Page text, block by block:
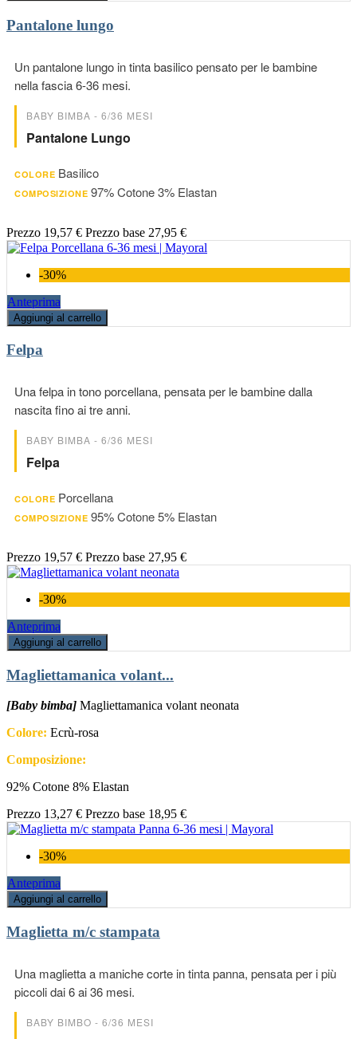
Pantalone lungo
Un pantalone lungo in tinta basilico pensato per le bambine
nella fascia 6-36 mesi.
BABY BIMBA - 6/36 MESI
Pantalone Lungo
COLORE Basilico
COMPOSIZIONE 97% Cotone 3% Elastan
Prezzo 19,57 € Prezzo base 27,95 €
-30%
Anteprima
Aggiungi al carrello
Felpa
Una felpa in tono porcellana, pensata per le bambine dalla
nascita fino ai tre anni.
BABY BIMBA - 6/36 MESI
Felpa
COLORE Porcellana
COMPOSIZIONE 95% Cotone 5% Elastan
Prezzo 19,57 € Prezzo base 27,95 €
-30%
Anteprima
Aggiungi al carrello
Magliettamanica volant...
[Baby bimba] Magliettamanica volant neonata
Colore: Ecrù-rosa
Composizione:
92% Cotone 8% Elastan
Prezzo 13,27 € Prezzo base 18,95 €
-30%
Anteprima
Aggiungi al carrello
Maglietta m/c stampata
Una maglietta a maniche corte in tinta panna, pensata per i più
piccoli dai 6 ai 36 mesi.
BABY BIMBO - 6/36 MESI